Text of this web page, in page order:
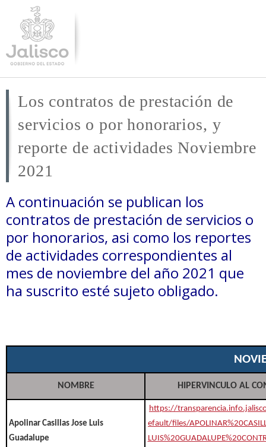
Los contratos de prestación de
servicios o por honorarios, y
reporte de actividades Noviembre
2021
A continuación se publican los
contratos de prestación de servicios o
por honorarios, asi como los reportes
de actividades correspondientes al
mes de noviembre del año 2021 que
ha suscrito esté sujeto obligado.
NOMBRE HIPERVINCULO AL
Apolinar Casillas Jose Luis
Guadalupe
https://
efault/files/